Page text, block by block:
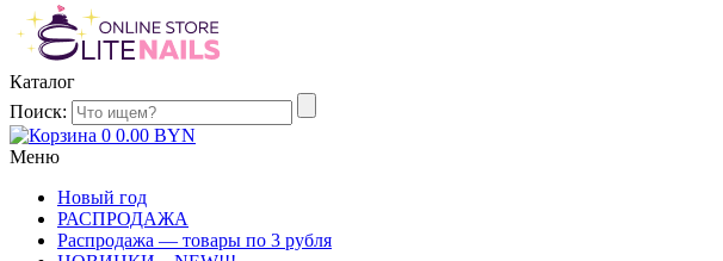
Каталог
Поиск:
0 0.00 BYN
Меню
Новый год
РАСПРОДАЖА
Распродажа — товары по 3 рубля